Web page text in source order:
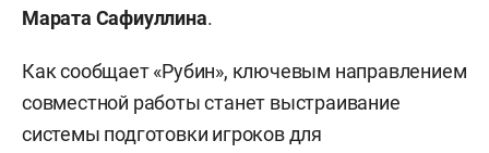
Марата Сафиуллина.
Как сообщает «Рубин», ключевым направлением
совместной работы станет выстраивание
системы подготовки игроков для